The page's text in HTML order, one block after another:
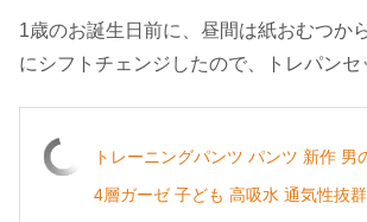
1歳のお誕生日前に、昼間は紙おむつか
にシフトチェンジしたので、トレパンセ
トレーニングパンツ パンツ 新作 男
4層ガーゼ 子ども 高吸水 通気性抜